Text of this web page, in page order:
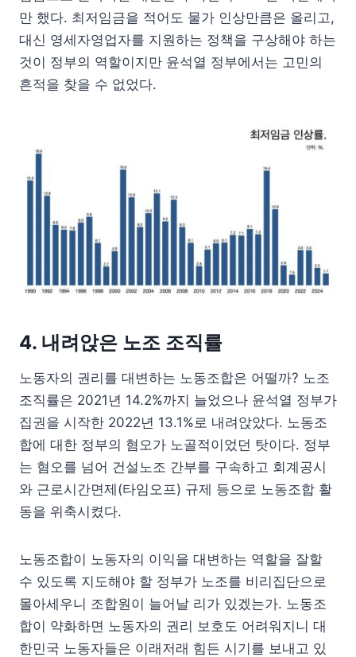
만 했다. 최저임금을 적어도 물가 인상만큼은 올리고,
대신 영세자영업자를 지원하는 정책을 구상해야 하는
것이 정부의 역할이지만 윤석열 정부에서는 고민의
흔적을 찾을 수 없었다.
4. 내려앉은 노조 조직률
노동자의 권리를 대변하는 노동조합은 어떨까? 노조
조직률은 2021년 14.2%까지 늘었으나 윤석열 정부가
집권을 시작한 2022년 13.1%로 내려앉았다. 노동조
합에 대한 정부의 혐오가 노골적이었던 탓이다. 정부
는 혐오를 넘어 건설노조 간부를 구속하고 회계공시
와 근로시간면제(타임오프) 규제 등으로 노동조합 활
동을 위축시켰다.
노동조합이 노동자의 이익을 대변하는 역할을 잘할
수 있도록 지도해야 할 정부가 노조를 비리집단으로
몰아세우니 조합원이 늘어날 리가 있겠는가. 노동조
합이 약화하면 노동자의 권리 보호도 어려워지니 대
한민국 노동자들은 이래저래 힘든 시기를 보내고 있